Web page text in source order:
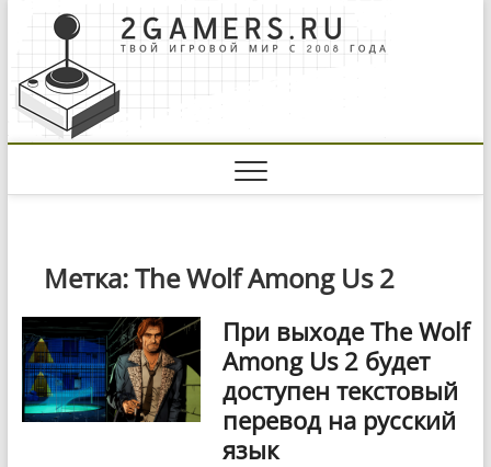
content
Метка:The Wolf Among Us 2
При выходе The Wolf
Among Us 2 будет
доступен текстовый
перевод на русский
язык